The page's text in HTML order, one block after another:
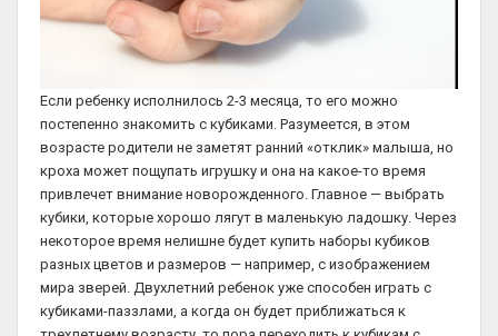
Если ребенку исполнилось 2-3 месяца, то его можно
постепенно знакомить с кубиками. Разумеется, в этом
возрасте родители не заметят ранний «отклик» малыша, но
кроха может пощупать игрушку и она на какое-то время
привлечет внимание новорожденного. Главное — выбрать
кубики, которые хорошо лягут в маленькую ладошку. Через
некоторое время нелишне будет купить наборы кубиков
разных цветов и размеров — например, с изображением
мира зверей. Двухлетний ребенок уже способен играть с
кубиками-паззлами, а когда он будет приближаться к